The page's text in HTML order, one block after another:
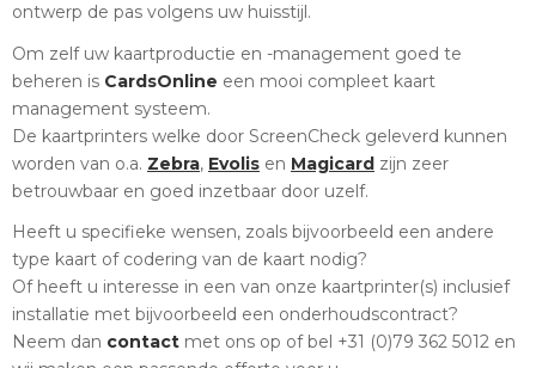
ontwerp de pas volgens uw huisstijl.
Om zelf uw kaartproductie en -management goed te
beheren is CardsOnline een mooi compleet kaart
management systeem.
De kaartprinters welke door ScreenCheck geleverd kunnen
worden van o.a. Zebra, Evolis en Magicard zijn zeer
betrouwbaar en goed inzetbaar door uzelf.
Heeft u specifieke wensen, zoals bijvoorbeeld een andere
type kaart of codering van de kaart nodig?
Of heeft u interesse in een van onze kaartprinter(s) inclusief
installatie met bijvoorbeeld een onderhoudscontract?
Neem dan contact met ons op of bel +31 (0)79 362 5012 en